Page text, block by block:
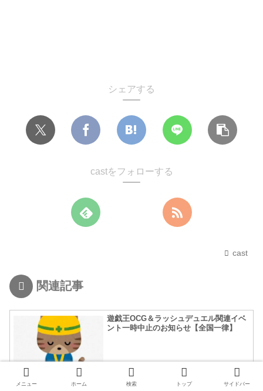
シェアする
castをフォローする
cast
関連記事
遊戯王OCG＆ラッシュデュエル関連イベ
ント一時中止のお知らせ【全国一律】
メニュー ホーム 検索 トップ サイドバー